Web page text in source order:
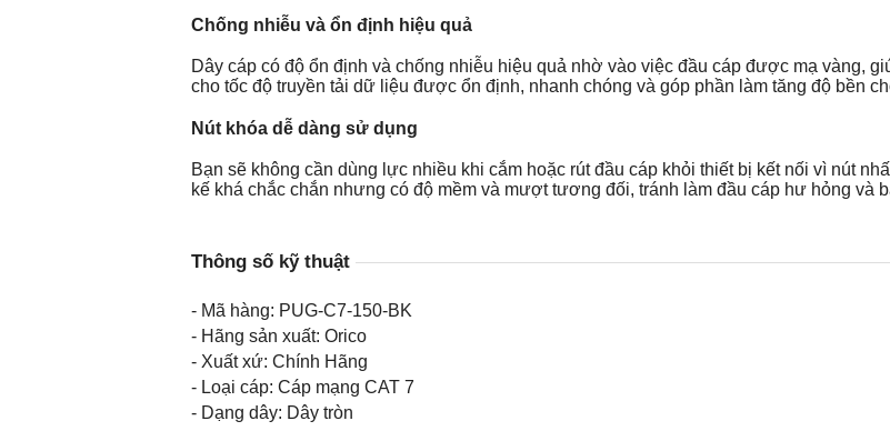
Chống nhiễu và ổn định hiệu quả
Dây cáp có độ ổn định và chống nhiễu hiệu quả nhờ vào việc đầu cáp được mạ vàng,
cho tốc độ truyền tải dữ liệu được ổn định, nhanh chóng và góp phần làm tăng độ bền
Nút khóa dễ dàng sử dụng
Bạn sẽ không cần dùng lực nhiều khi cắm hoặc rút đầu cáp khỏi thiết bị kết nối vì nút
kế khá chắc chắn nhưng có độ mềm và mượt tương đối, tránh làm đầu cáp hư hỏng và
Thông số kỹ thuật
- Mã hàng: PUG-C7-150-BK
- Hãng sản xuất: Orico
- Xuất xứ: Chính Hãng
- Loại cáp: Cáp mạng CAT 7
- Dạng dây: Dây tròn